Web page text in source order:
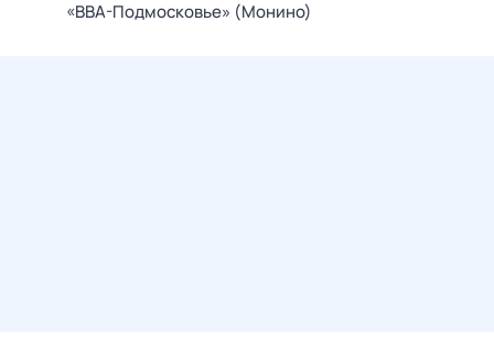
«ВВА-Подмосковье» (Монино)